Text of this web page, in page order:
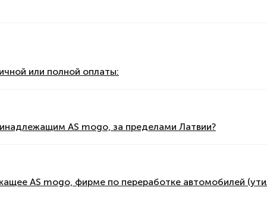
или полной оплаты:
AS mogo, за пределами Латвии?
AS mogo, фирме по переработке автомобилей